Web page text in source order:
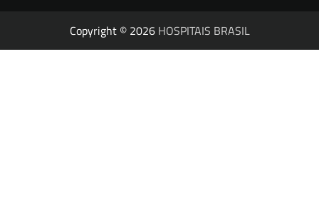
Copyright © 2026 HOSPITAIS BRASIL